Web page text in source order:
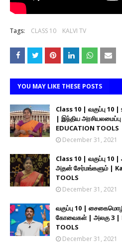
Tags: CLASS 10 KALVI TV
YOU MAY LIKE THESE POSTS
Class 10 | வகுப்பு 10
| இந்திய
EDUCATION TOOLS
December 31, 2021
Class 10 | வகுப்பு 10
அதன் சேர்மங்களும் |
TOOLS
December 31, 2021
வகுப்பு 10 |
கோவைகள் | அலகு 3 |
TOOLS
December 31, 2021